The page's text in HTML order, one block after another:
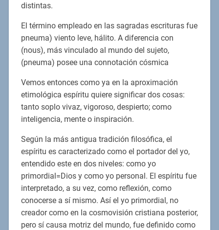
distintas.
El término empleado en las sagradas escrituras fue
pneuma) viento leve, hálito. A diferencia con
(nous), más vinculado al mundo del sujeto,
(pneuma) posee una connotación cósmica
Vemos entonces como ya en la aproximación
etimológica espíritu quiere significar dos cosas:
tanto soplo vivaz, vigoroso, despierto; como
inteligencia, mente o inspiración.
Según la más antigua tradición filosófica, el
espíritu es caracterizado como el portador del yo,
entendido este en dos niveles: como yo
primordial=Dios y como yo personal. El espíritu fue
interpretado, a su vez, como reflexión, como
conocerse a sí mismo. Así el yo primordial, no
creador como en la cosmovisión cristiana posterior,
pero sí causa motriz del mundo, fue definido como